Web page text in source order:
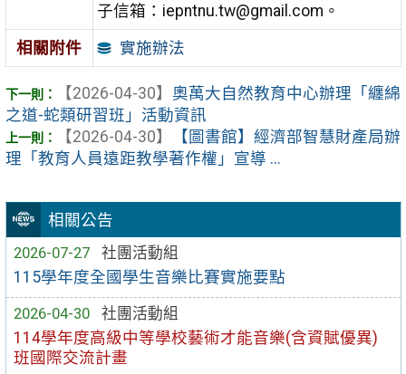
相關公告
2026-07-27
社團活動組
115學年度全國學生音樂比賽實施要點
2026-04-30
社團活動組
114學年度高級中等學校藝術才能音樂(含資賦優異)
班國際交流計畫
子信箱：iepntnu.tw@gmail.com。
相關附件 實施辦法
【2026-04-30】 奧萬大自然教育中心辦理「纏綿
之道-蛇類研習班」活動資訊
【2026-04-30】
【圖書館】經濟部智慧財產局辦
理「教育人員遠距教學著作權」宣導 ...